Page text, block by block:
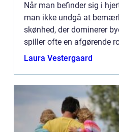
Når man befinder sig i
man ikke undgå at
skønhed, der dominerer
spiller ofte en afgørende
visuelle mestervær...
Laura Vestergaard